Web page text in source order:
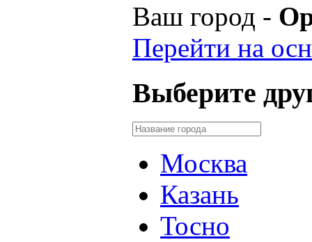
Ваш город -
Перейти на
Выберите
Москва
Казань
Тосно